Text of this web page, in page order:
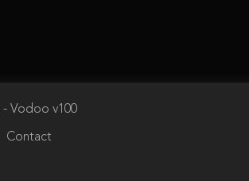
- Vodoo v100
Contact